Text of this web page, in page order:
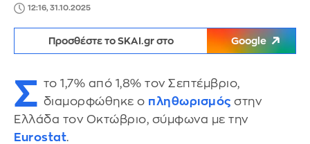
12:16, 31.10.2025
Προσθέστε το SKAI.gr στο Google
Σ το 1,7% από 1,8% τον Σεπτέμβριο,
διαμορφώθηκε ο πληθωρισμός στην
Ελλάδα τον Οκτώβριο, σύμφωνα με την
Eurostat.